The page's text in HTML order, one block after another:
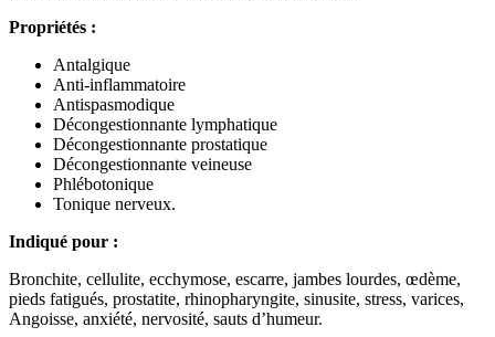
Propriétés :
Antalgique
Anti-inflammatoire
Antispasmodique
Décongestionnante lymphatique
Décongestionnante prostatique
Décongestionnante veineuse
Phlébotonique
Tonique nerveux.
Indiqué pour :
Bronchite, cellulite, ecchymose, escarre, jambes lourdes, œdème,
pieds fatigués, prostatite, rhinopharyngite, sinusite, stress, varices,
Angoisse, anxiété, nervosité, sauts d’humeur.